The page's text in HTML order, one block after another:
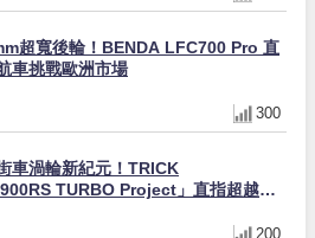
超寬後輪！BENDA LFC700 Pro 直
車挑戰歐洲市場
300
車渦輪新紀元！TRICK
TURBO Project」直指超越
200